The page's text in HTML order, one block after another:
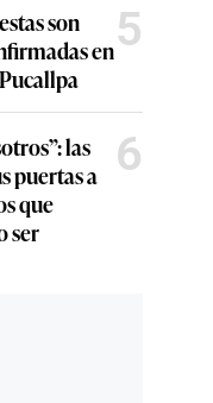
son
en5
las
puertas a
que
ser
6